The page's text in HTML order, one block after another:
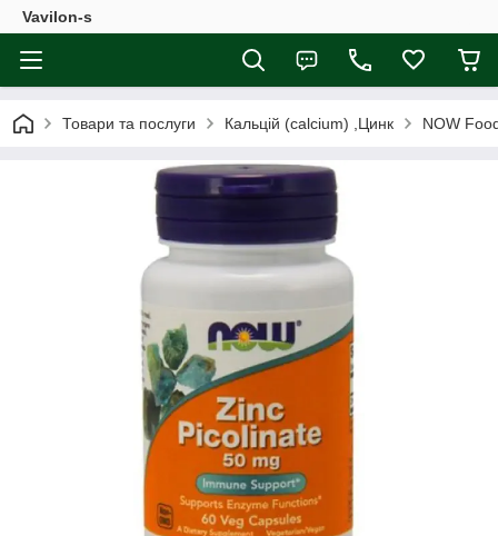
Vavilon-s
Товари та послуги Кальцій (calcium) ,Цинк NOW